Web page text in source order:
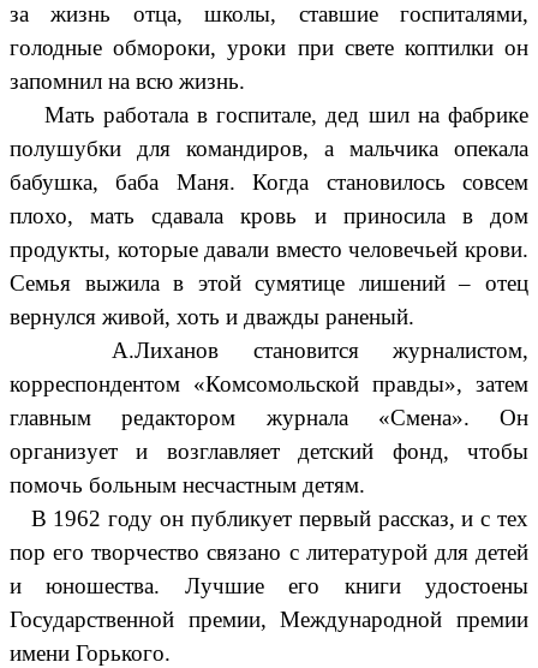
за жизнь отца, школы, ставшие госпиталями,
голодные обмороки, уроки при свете коптилки он
запомнил на всю жизнь.
Мать работала в госпитале, дед шил на фабрике
полушубки для командиров, а мальчика опекала
бабушка, баба Маня. Когда становилось совсем
плохо, мать сдавала кровь и приносила в дом
продукты, которые давали вместо человечьей крови.
Семья выжила в этой сумятице лишений – отец
вернулся живой, хоть и дважды раненый.
А.Лиханов становится журналистом,
корреспондентом «Комсомольской правды», затем
главным редактором журнала «Смена». Он
организует и возглавляет детский фонд, чтобы
помочь больным несчастным детям.
В 1962 году он публикует первый рассказ, и с тех
пор его творчество связано с литературой для детей
и юношества. Лучшие его книги удостоены
Государственной премии, Международной премии
имени Горького.